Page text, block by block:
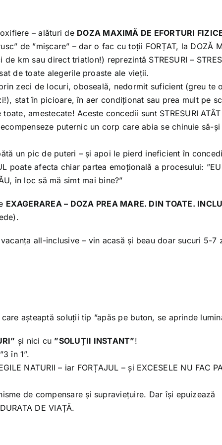
– alături de DOZA MAXIMĂ DE EFORTURI
de ”mișcare” – dar o fac cu toții FORȚAT, la DOZĂ
km sau direct triatlon!) reprezintă STRESURI –
de toate alegerile proaste ale vieții.
zeci de locuri, oboseală, nedormit suficient (greu te
stat în picioare, în aer condiționat sau prea mult pe
amestecate! Aceste concedii sunt STRESURI ATÂT
puternic un corp care abia se chinuie să-
un pic de puteri – și apoi le pierd ineficient în
poate afecta chiar partea emoțională a procesului: ”EU
în loc să mă simt mai bine?”
EXAGERAREA – DOZA PREA MARE. DIN TOATE.
all-inclusive – vin acasă și beau doar sucuri 5-7
așteaptă soluții tip ”apăs pe buton, se aprinde
și nici cu ”SOLUȚII INSTANT”!
în 1”.
NATURII – iar FORȚAJUL – și EXCESELE NU FAC
de compensare și supraviețuire. Dar își epuizează
DE VIAȚĂ.